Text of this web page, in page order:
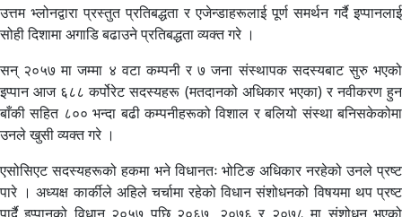
उत्तम भ्लोनद्वारा प्रस्तुत प्रतिबद्धता र एजेन्डाहरूलाई पूर्ण समर्थन गर्दै इप्पानलाई
सोही दिशामा अगाडि बढाउने प्रतिबद्धता व्यक्त गरे ।
सन् २०५७ मा जम्मा ४ वटा कम्पनी र ७ जना संस्थापक सदस्यबाट सुरु भएको
इप्पान आज ६८८ कर्पोरेट सदस्यहरू (मतदानको अधिकार भएका) र नवीकरण हुन
बाँकी सहित ८०० भन्दा बढी कम्पनीहरूको विशाल र बलियो संस्था बनिसकेकोमा
उनले खुसी व्यक्त गरे ।
एसोसिएट सदस्यहरूको हकमा भने विधानतः भोटिङ अधिकार नरहेको उनले प्रष्ट
पारे । अध्यक्ष कार्कीले अहिले चर्चामा रहेको विधान संशोधनको विषयमा थप प्रष्ट